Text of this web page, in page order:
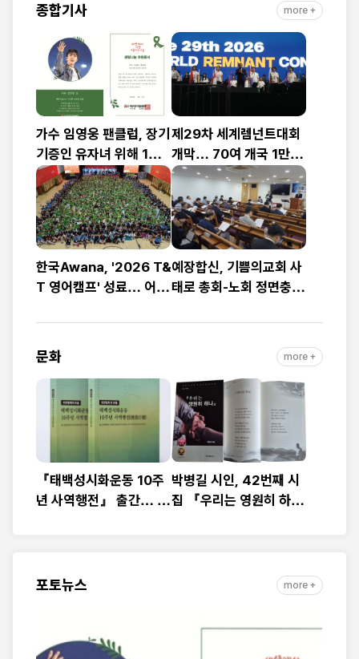
종합기사 more +
가수 임영웅 팬클럽, 장기
기증인 유자녀 위해 1천
만 원 기부
제29차 세계렘넌트대회
개막… 70여 개국 1만2
천여 명 참가
한국Awana, '2026 T&
T 영어캠프' 성료… 어린
로 하나
예장합신, 기쁨의교회 사
태로 총회-노회 정면충
‘빨간불’
문화 more +
『태백성시화운동 10주
년 사역행전』 출간… 교
박병길 시인, 42번째 시
집 『우리는 영원히 하
포토뉴스 more +